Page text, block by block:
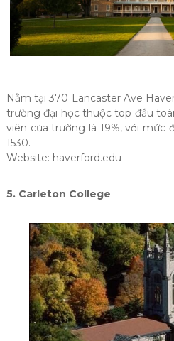
Nằm tại 370 Lancaster Ave
trường đại học thuộc top đầu
viên của trường là 19%, với mức
1530.
Website: haverford.edu
5. Carleton College